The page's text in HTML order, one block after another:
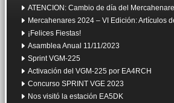
ATENCION: Cambio de día del
Mercahenares 2024 – VI Edición: Artículos
¡Felices Fiestas!
Asamblea Anual 11/11/2023
Sprint VGM-225
Activación del VGM-225 por EA4RCH
Concurso SPRINT VGE 2023
Nos visitó la estación EA5DK